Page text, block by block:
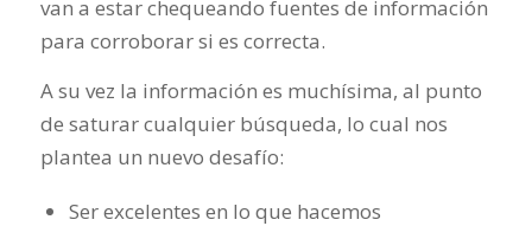
van a estar chequeando fuentes de información
para corroborar si es correcta.
A su vez la información es muchísima, al punto
de saturar cualquier búsqueda, lo cual nos
plantea un nuevo desafío:
Ser excelentes en lo que hacemos